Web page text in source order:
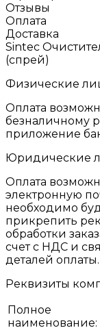
Отзывы
Оплата
Доставка
Sintec
Физические
Оплата
безналичному
приложение
Юридические
Оплата
электронную
необходимо
прикрепить
обработки
счет с НДС и
деталей оплаты.
Реквизиты
Полное
наименование: